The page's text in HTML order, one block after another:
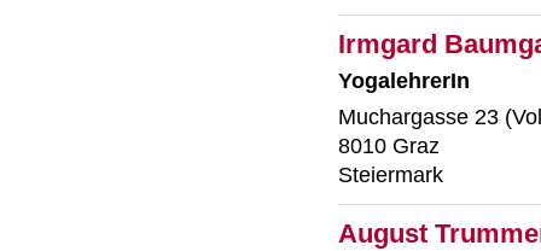
Irmgard
YogalehrerIn
Muchargasse 23
8010 Graz
Steiermark
August